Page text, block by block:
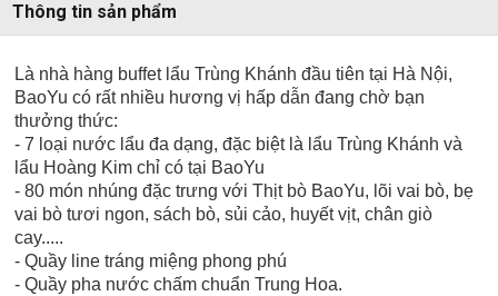
Thông tin sản phẩm
Là nhà hàng buffet lẩu Trùng Khánh đầu tiên tại Hà Nội,
BaoYu có rất nhiều hương vị hấp dẫn đang chờ bạn
thưởng thức:
- 7 loại nước lẩu đa dạng, đặc biệt là lẩu Trùng Khánh và
lẩu Hoàng Kim chỉ có tại BaoYu
- 80 món nhúng đặc trưng với Thịt bò BaoYu, lõi vai bò, bẹ
vai bò tươi ngon, sách bò, sủi cảo, huyết vịt, chân giò
cay.....
- Quầy line tráng miệng phong phú
- Quầy pha nước chấm chuẩn Trung Hoa.